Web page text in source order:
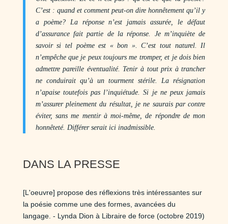
C’est : quand et comment peut-on dire honnêtement qu’il y
a poème? La réponse n’est jamais assurée, le défaut
d’assurance fait partie de la réponse. Je m’inquiète de
savoir si tel poème est « bon ». C’est tout naturel. Il
n’empêche que je peux toujours me tromper, et je dois bien
admettre pareille éventualité. Tenir à tout prix à trancher
ne conduirait qu’à un tourment stérile. La résignation
n’apaise toutefois pas l’inquiétude. Si je ne peux jamais
m’assurer pleinement du résultat, je ne saurais par contre
éviter, sans me mentir à moi-même, de répondre de mon
honnêteté. Différer serait ici inadmissible.
DANS LA PRESSE
[L'oeuvre] propose des réflexions très intéressantes sur
la poésie comme une des formes, avancées du
langage. - Lynda Dion à Libraire de force (octobre 2019)